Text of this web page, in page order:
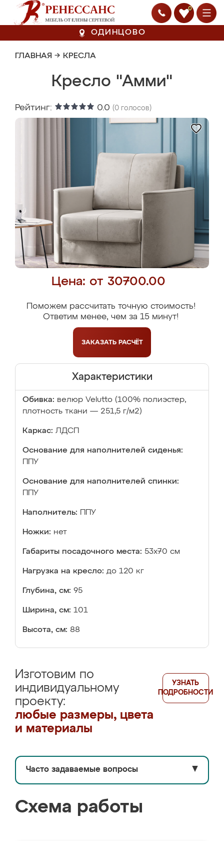
0
ОДИНЦОВО
ГЛАВНАЯ → КРЕСЛА
Кресло "Амми"
Рейтинг: 0.0 (0 голосов)
Цена: от 30700.00
Поможем рассчитать точную стоимость!
Ответим менее, чем за 15 минут!
ЗАКАЗАТЬ РАСЧЁТ
Характеристики
Обивка: велюр Velutto (100% полиэстер,
плотность ткани — 251,5 г/м2)
Каркас: ЛДСП
Основание для наполнителей сиденья:
ППУ
Основание для наполнителей спинки:
ППУ
Наполнитель: ППУ
Ножки: нет
Габариты посадочного места: 53x70 см
Нагрузка на кресло: до 120 кг
Глубина, см: 95
Ширина, см: 101
Высота, см: 88
Изготовим по
индивидуальному
проекту:
любые размеры, цвета
и материалы
УЗНАТЬ
ПОДРОБНОСТИ
Часто задаваемые вопросы ▼
Схема работы